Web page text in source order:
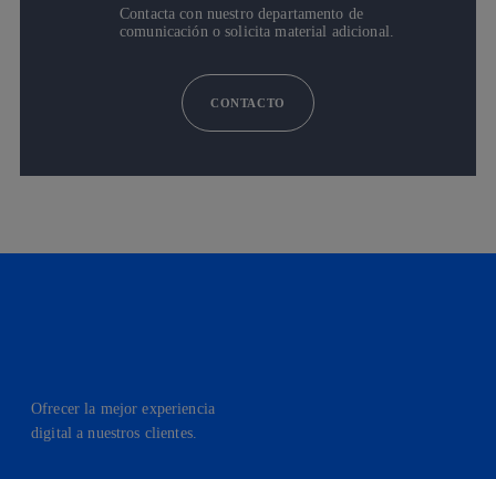
Contacta con nuestro departamento de
comunicación o solicita material adicional.
CONTACTO
Ofrecer la mejor experiencia
digital a nuestros clientes.